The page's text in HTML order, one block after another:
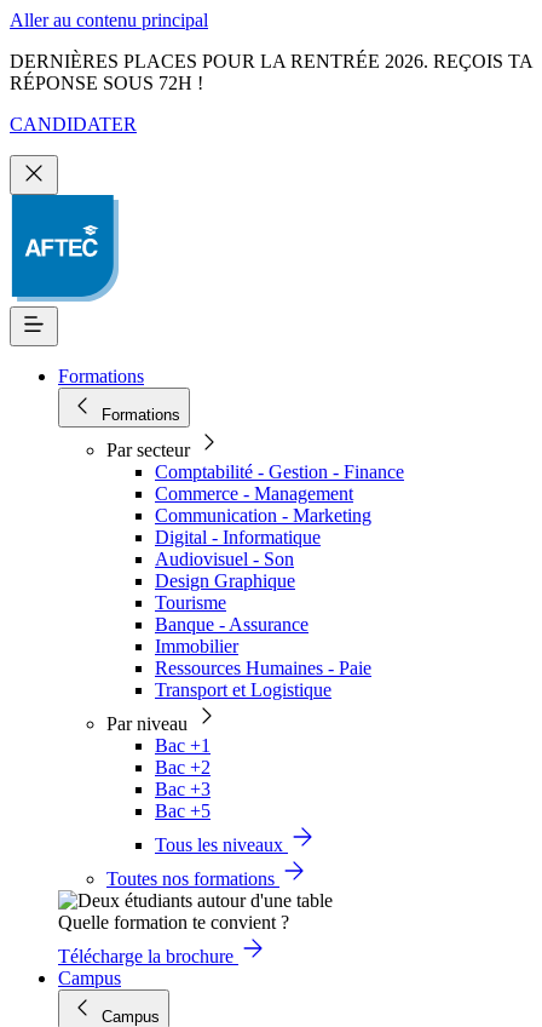
Aller au contenu principal
DERNIÈRES PLACES POUR LA RENTRÉE 2026. REÇOIS TA
RÉPONSE SOUS 72H !
CANDIDATER
Formations
Formations
Par secteur
Comptabilité - Gestion - Finance
Commerce - Management
Communication - Marketing
Digital - Informatique
Audiovisuel - Son
Design Graphique
Tourisme
Banque - Assurance
Immobilier
Ressources Humaines - Paie
Transport et Logistique
Par niveau
Bac +1
Bac +2
Bac +3
Bac +5
Tous les niveaux
Toutes nos formations
Quelle formation te convient ?
Télécharge la brochure
Campus
Campus